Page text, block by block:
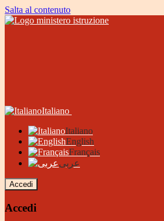
Salta al contenuto
Italiano
Italiano
English
Français
عربى
Accedi
Accedi